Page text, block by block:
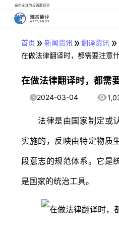
遍布全球的母语翻译官
首页 » 新闻资讯» 翻译资讯 »
在做法律翻译时，都需要注意
在做法律翻译时，都需
2024-03-04
法律是由国家制定或认
实施的，反映由特定物质
段意志的规范体系。它是
是国家的统治工具。